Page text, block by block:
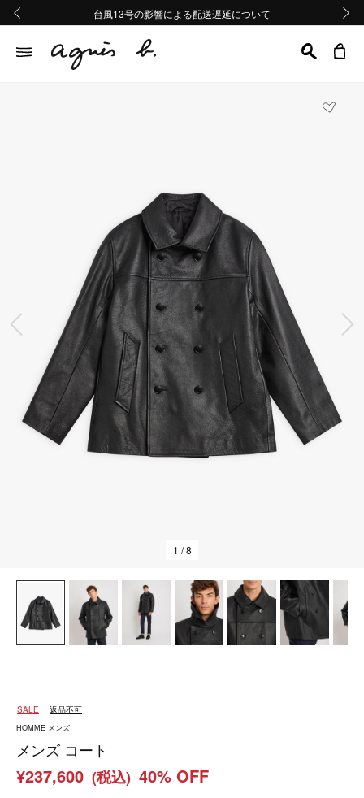
熊本地域地震の影響による配送遅延について
Summer Sale 2buy10%OFF!!
台風13号の影響による配送遅延について
熊本地域地震の影響による配送遅延について
Summer Sale 2buy10%OFF!!
前の画像
1 / 8
SALE 返品不可
HOMME メンズ
メンズ コート
¥237,600 (税込) 40% OFF